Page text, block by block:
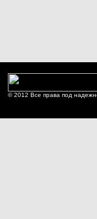
© 2012 Все права под